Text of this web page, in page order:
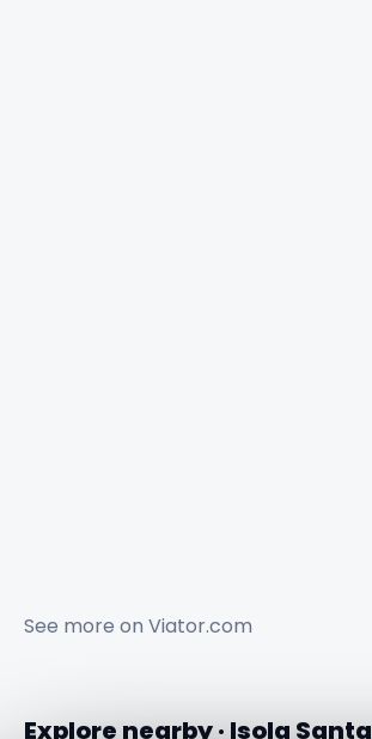
See more on Viator.com
Explore nearby · Isola Santa